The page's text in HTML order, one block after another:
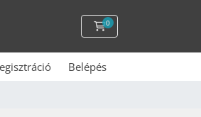
0
Kosár
Belépés